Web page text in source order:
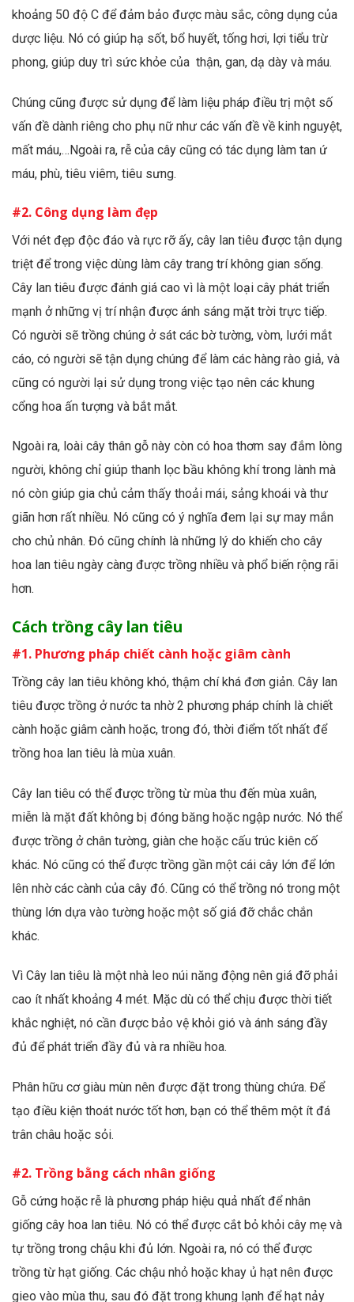
khoảng 50 độ C để đảm bảo được màu sắc, công dụng của
dược liệu. Nó có giúp hạ sốt, bổ huyết, tống hơi, lợi tiểu trừ
phong, giúp duy trì sức khỏe của thận, gan, dạ dày và máu.
Chúng cũng được sử dụng để làm liệu pháp điều trị một số
vấn đề dành riêng cho phụ nữ như các vấn đề về kinh nguyệt,
mất máu,…Ngoài ra, rễ của cây cũng có tác dụng làm tan ứ
máu, phù, tiêu viêm, tiêu sưng.
#2. Công dụng làm đẹp
Với nét đẹp độc đáo và rực rỡ ấy, cây lan tiêu được tận dụng
triệt để trong việc dùng làm cây trang trí không gian sống.
Cây lan tiêu được đánh giá cao vì là một loại cây phát triển
mạnh ở những vị trí nhận được ánh sáng mặt trời trực tiếp.
Có người sẽ trồng chúng ở sát các bờ tường, vòm, lưới mắt
cáo, có người sẽ tận dụng chúng để làm các hàng rào giả, và
cũng có người lại sử dụng trong việc tạo nên các khung
cổng hoa ấn tượng và bắt mắt.
Ngoài ra, loài cây thân gỗ này còn có hoa thơm say đắm lòng
người, không chỉ giúp thanh lọc bầu không khí trong lành mà
nó còn giúp gia chủ cảm thấy thoải mái, sảng khoái và thư
giãn hơn rất nhiều. Nó cũng có ý nghĩa đem lại sự may mắn
cho chủ nhân. Đó cũng chính là những lý do khiến cho cây
hoa lan tiêu ngày càng được trồng nhiều và phổ biến rộng rãi
hơn.
Cách trồng cây lan tiêu
#1. Phương pháp chiết cành hoặc giâm cành
Trồng cây lan tiêu không khó, thậm chí khá đơn giản. Cây lan
tiêu được trồng ở nước ta nhờ 2 phương pháp chính là chiết
cành hoặc giâm cành hoặc, trong đó, thời điểm tốt nhất để
trồng hoa lan tiêu là mùa xuân.
Cây lan tiêu có thể được trồng từ mùa thu đến mùa xuân,
miễn là mặt đất không bị đóng băng hoặc ngập nước. Nó thể
được trồng ở chân tường, giàn che hoặc cấu trúc kiên cố
khác. Nó cũng có thể được trồng gần một cái cây lớn để lớn
lên nhờ các cành của cây đó. Cũng có thể trồng nó trong một
thùng lớn dựa vào tường hoặc một số giá đỡ chắc chắn
khác.
Vì Cây lan tiêu là một nhà leo núi năng động nên giá đỡ phải
cao ít nhất khoảng 4 mét. Mặc dù có thể chịu được thời tiết
khắc nghiệt, nó cần được bảo vệ khỏi gió và ánh sáng đầy
đủ để phát triển đầy đủ và ra nhiều hoa.
Phân hữu cơ giàu mùn nên được đặt trong thùng chứa. Để
tạo điều kiện thoát nước tốt hơn, bạn có thể thêm một ít đá
trân châu hoặc sỏi.
#2. Trồng bằng cách nhân giống
Gỗ cứng hoặc rễ là phương pháp hiệu quả nhất để nhân
giống cây hoa lan tiêu. Nó có thể được cắt bỏ khỏi cây mẹ và
tự trồng trong chậu khi đủ lớn. Ngoài ra, nó có thể được
trồng từ ​​hạt giống. Các chậu nhỏ hoặc khay ủ hạt nên được
gieo vào mùa thu, sau đó đặt trong khung lạnh để hạt nảy